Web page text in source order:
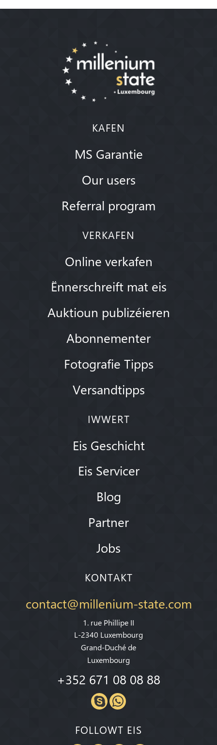
KAFEN
MS Garantie
Our users
Referral program
VERKAFEN
Online verkafen
Ënnerschreift mat eis
Auktioun publizéieren
Abonnementer
Fotografie Tipps
Versandtipps
IWWERT
Eis Geschicht
Eis Servicer
Blog
Partner
Jobs
KONTAKT
contact@millenium-state.com
1. rue Phillipe II
L-2340 Luxembourg
Grand-Duché de
Luxembourg
+352 671 08 08 88
FOLLOWT EIS